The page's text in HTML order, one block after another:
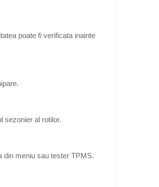
poate fi verificata inainte
sezonier al rotilor.
din meniu sau tester TPMS.